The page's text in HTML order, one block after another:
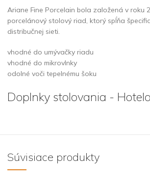
Ariane Fine Porcelain bola založená v roku
porcelánový stolový riad, ktorý spĺňa
distribučnej sieti.
vhodné do umývačky riadu
vhodné do mikrovlnky
odolné voči tepelnému šoku
Doplnky stolovania -
Súvisiace produkty